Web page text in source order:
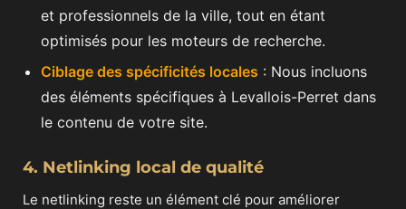
et professionnels de la ville, tout en étant
optimisés pour les moteurs de recherche.
Ciblage des spécificités locales : Nous incluons
des éléments spécifiques à Levallois-Perret dans
le contenu de votre site.
4. Netlinking local de qualité
Le netlinking reste un élément clé pour améliorer